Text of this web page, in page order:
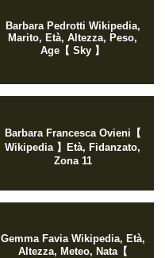
Barbara Pedrotti Wikipedia,
Marito, Età, Altezza, Peso,
Age【 Sky 】
Barbara Francesca Ovieni【
Wikipedia 】Età, Fidanzato,
Zona 11
Gemma Favia Wikipedia, Età,
Altezza, Meteo, Nata【